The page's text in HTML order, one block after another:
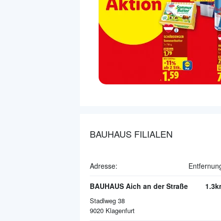
BAUHAUS FILIALEN
Adresse:
BAUHAUS Aich an der Straße
Stadlweg 38
9020 Klagenfurt